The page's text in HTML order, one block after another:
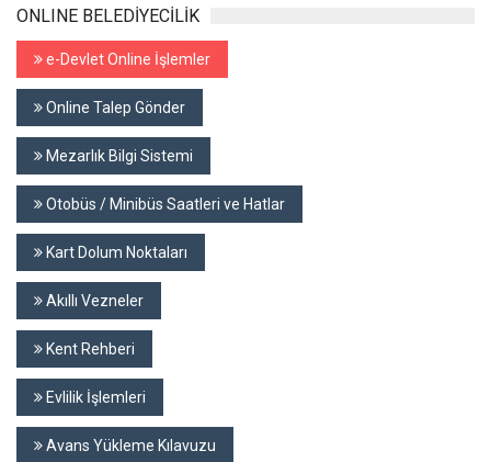
ONLINE BELEDİYECİLİK
e-Devlet Online İşlemler
Online Talep Gönder
Mezarlık Bilgi Sistemi
Otobüs / Minibüs Saatleri ve Hatlar
Kart Dolum Noktaları
Akıllı Vezneler
Kent Rehberi
Evlilik İşlemleri
Avans Yükleme Kılavuzu